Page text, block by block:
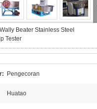
Wally Beater Stainless Steel
Tester
Pengecoran
Huatao